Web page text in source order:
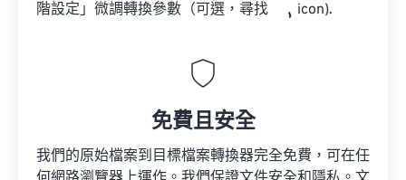
階設定」微調轉換參數（可選，尋找
icon).
免費且安全
我們的原始檔案到目標檔案轉換器完全免費，可在任